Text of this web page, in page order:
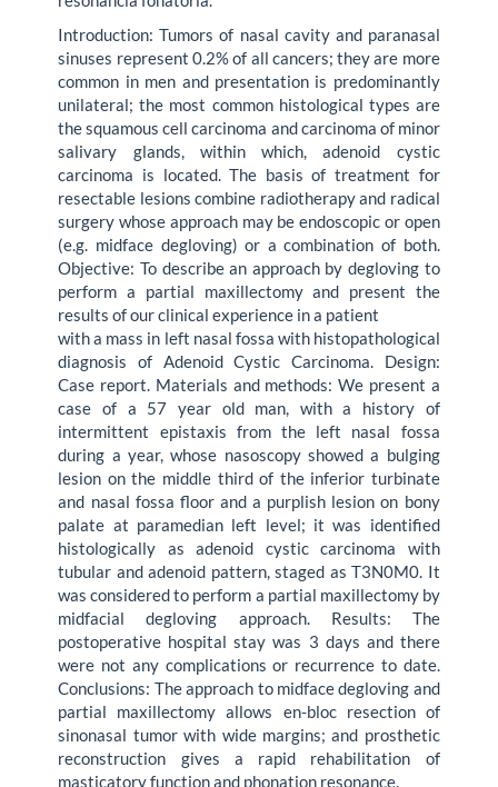
Introduction: Tumors of nasal cavity and paranasal
sinuses represent 0.2% of all cancers; they are more
common in men and presentation is predominantly
unilateral; the most common histological types are
the squamous cell carcinoma and carcinoma of minor
salivary glands, within which, adenoid cystic
carcinoma is located. The basis of treatment for
resectable lesions combine radiotherapy and radical
surgery whose approach may be endoscopic or open
(e.g. midface degloving) or a combination of both.
Objective: To describe an approach by degloving to
perform a partial maxillectomy and present the
results of our clinical experience in a patient
with a mass in left nasal fossa with histopathological
diagnosis of Adenoid Cystic Carcinoma. Design:
Case report. Materials and methods: We present a
case of a 57 year old man, with a history of
intermittent epistaxis from the left nasal fossa
during a year, whose nasoscopy showed a bulging
lesion on the middle third of the inferior turbinate
and nasal fossa floor and a purplish lesion on bony
palate at paramedian left level; it was identified
histologically as adenoid cystic carcinoma with
tubular and adenoid pattern, staged as T3N0M0. It
was considered to perform a partial maxillectomy by
midfacial degloving approach. Results: The
postoperative hospital stay was 3 days and there
were not any complications or recurrence to date.
Conclusions: The approach to midface degloving and
partial maxillectomy allows en-bloc resection of
sinonasal tumor with wide margins; and prosthetic
reconstruction gives a rapid rehabilitation of
masticatory function and phonation resonance.